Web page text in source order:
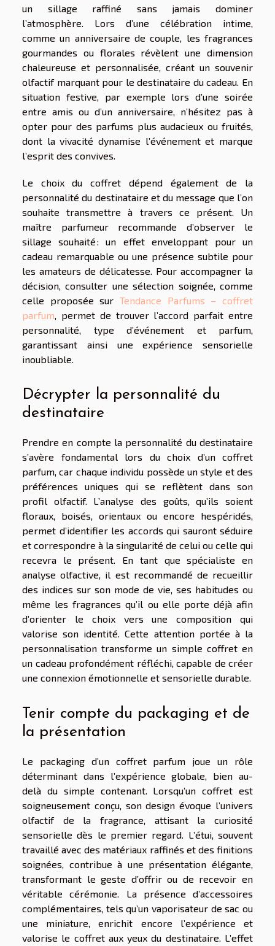
un sillage raffiné sans jamais dominer
l’atmosphère. Lors d’une célébration intime,
comme un anniversaire de couple, les fragrances
gourmandes ou florales révèlent une dimension
chaleureuse et personnalisée, créant un souvenir
olfactif marquant pour le destinataire du cadeau. En
situation festive, par exemple lors d’une soirée
entre amis ou d’un anniversaire, n’hésitez pas à
opter pour des parfums plus audacieux ou fruités,
dont la vivacité dynamise l’événement et marque
l’esprit des convives.
Le choix du coffret dépend également de la
personnalité du destinataire et du message que l’on
souhaite transmettre à travers ce présent. Un
maître parfumeur recommande d’observer le
sillage souhaité : un effet enveloppant pour un
cadeau remarquable ou une présence subtile pour
les amateurs de délicatesse. Pour accompagner la
décision, consulter une sélection soignée, comme
celle proposée sur Tendance Parfums – coffret
parfum , permet de trouver l’accord parfait entre
personnalité, type d’événement et parfum,
garantissant ainsi une expérience sensorielle
inoubliable.
Décrypter la personnalité du
destinataire
Prendre en compte la personnalité du destinataire
s’avère fondamental lors du choix d’un coffret
parfum, car chaque individu possède un style et des
préférences uniques qui se reflètent dans son
profil olfactif. L’analyse des goûts, qu’ils soient
floraux, boisés, orientaux ou encore hespéridés,
permet d’identifier les accords qui sauront séduire
et correspondre à la singularité de celui ou celle qui
recevra le présent. En tant que spécialiste en
analyse olfactive, il est recommandé de recueillir
des indices sur son mode de vie, ses habitudes ou
même les fragrances qu’il ou elle porte déjà afin
d’orienter le choix vers une composition qui
valorise son identité. Cette attention portée à la
personnalisation transforme un simple coffret en
un cadeau profondément réfléchi, capable de créer
une connexion émotionnelle et sensorielle durable.
Tenir compte du packaging et de
la présentation
Le packaging d’un coffret parfum joue un rôle
déterminant dans l’expérience globale, bien au-
delà du simple contenant. Lorsqu’un coffret est
soigneusement conçu, son design évoque l’univers
olfactif de la fragrance, attisant la curiosité
sensorielle dès le premier regard. L’étui, souvent
travaillé avec des matériaux raffinés et des finitions
soignées, contribue à une présentation élégante,
transformant le geste d’offrir ou de recevoir en
véritable cérémonie. La présence d’accessoires
complémentaires, tels qu’un vaporisateur de sac ou
une miniature, enrichit encore l’expérience et
valorise le coffret aux yeux du destinataire. L’effet